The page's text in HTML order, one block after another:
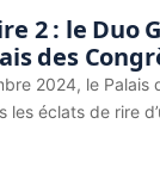
2 : le Duo
des
2024, le Palais
les éclats de rire